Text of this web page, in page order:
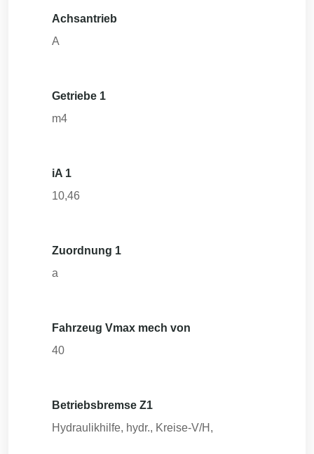
Achsantrieb
A
Getriebe 1
m4
iA 1
10,46
Zuordnung 1
a
Fahrzeug Vmax mech von
40
Betriebsbremse Z1
Hydraulikhilfe, hydr., Kreise-V/H,